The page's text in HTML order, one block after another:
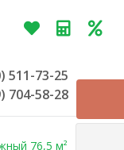
511-73-25
704-58-28
76,5 м²